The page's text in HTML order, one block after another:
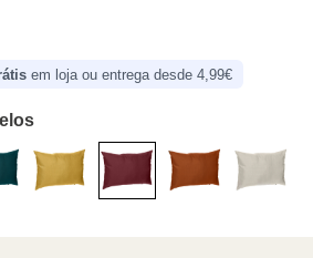
em loja ou entrega desde 4,99€